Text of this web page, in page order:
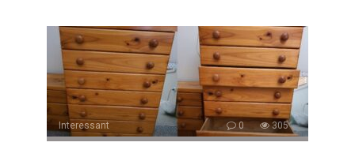
Interessant 0 305